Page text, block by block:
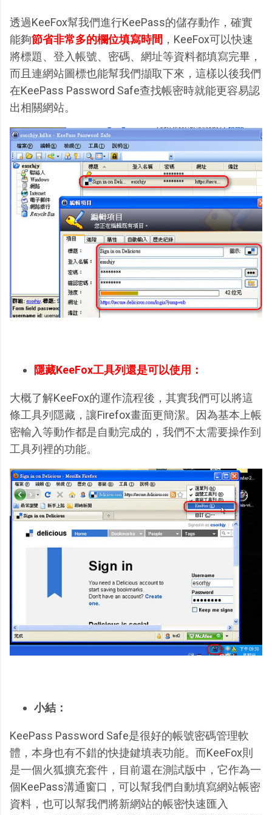
透過KeeFox幫我們進行KeePass的儲存動作，確實
能夠節省非常多的欄位填寫時間 ，KeeFox可以快速
將標題、登入帳號、密碼、網址等資料都填寫完畢，
而且連網站圖標也能幫我們擷取下來，這樣以後我們
在KeePass Password Safe查找帳密時就能更容易認
出相關網站。
隱藏KeeFox工具列還是可以使用：
大概了解KeeFox的運作流程後，其實我們可以將這
條工具列隱藏，讓Firefox畫面更簡潔。因為基本上帳
密輸入等動作都是自動完成的，我們不太需要操作到
工具列裡的功能。
小結：
KeePass Password Safe是很好的帳號密碼管理軟
體，本身也有不錯的快捷鍵填表功能。而KeeFox則
是一個火狐擴充套件，目前還在測試版中，它作為一
個KeePass溝通窗口，可以幫我們自動填寫網站帳密
資料，也可以幫我們將新網站的帳密快速匯入